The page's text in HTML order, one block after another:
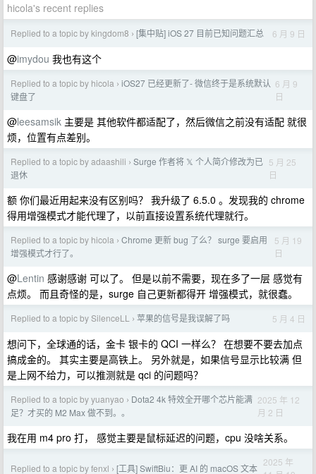
hicola's recent replies
Replied to a topic by kingdom8 › [集中贴] iOS 27 目前已知问题汇总 6 月 9 日
@imydou 我也有这个
Replied to a topic by hicola › iOS27 已经更新了- 微信终于是系统默认
键盘了
6 月 9
日
@leesamsik 主要是 其他软件都适配了，然后微信之前没有适配 就很
烦，位置有点差别。
Replied to a topic by adaashili › Surge 作者将 𝕏 个人简介修改为已
退休
5 月 25
日
额 你们最近用起来没有区别吗？ 我升级了 6.5.0 。发现我的 chrome
得用增强模式才能代理了，以前直接设置系统代理就行。
Replied to a topic by hicola › Chrome 更新 bug 了么？ surge 要启用
增强模式才行了。
5 月 19
日
@Lentin 感谢感谢 可以了。 但是以前不需要，现在多了一层 感觉有
点烦。 而且奇怪的是，surge 自己更新都得开 增强模式，就很蠢。
Replied to a topic by SilenceLL › 苹果的信号是我误解了吗 5 月 4 日
想问下，全球通的话，金卡 银卡的 QCI 一样么？ 在想要不要去加点
搞成金的。 其实主要是高铁上。 另外就是，如果信号显示比较满 但
是上网不给力，可以推测就是 qci 的问题吗？
Replied to a topic by yuanyao › Dota2 4k 特效全开哪个芯片能满
足？才买的 M2 Max 做不到。。
2025 年 12
月 2 日
我在用 m4 pro 打， 感觉主要是鼠标延迟的问题，cpu 没啥关系。
Replied to a topic by fenxl › [工具] SwiftBiu：更 AI 的 macOS 文本 2025 年